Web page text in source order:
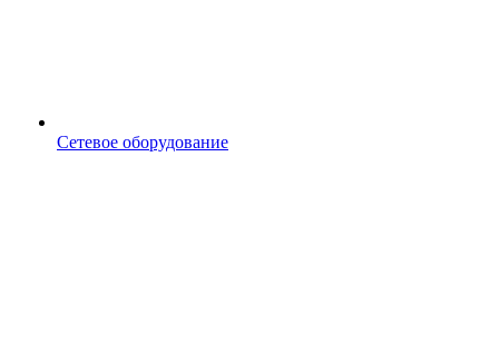
Сетевое оборудование